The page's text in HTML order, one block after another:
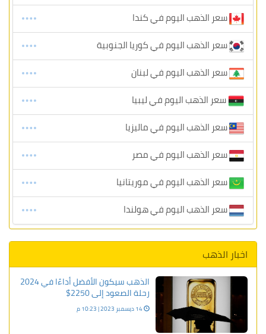
سعر الذهب اليوم في كندا
سعر الذهب اليوم في كوريا الجنوبية
سعر الذهب اليوم في لبنان
سعر الذهب اليوم في ليبيا
سعر الذهب اليوم في ماليزيا
سعر الذهب اليوم في مصر
سعر الذهب اليوم في موريتانيا
سعر الذهب اليوم في هولندا
اخبار الذهب
الذهب سيكون الأفضل أداءًا في 2024
رحلة الصعود إلى 2250$